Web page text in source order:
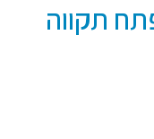
תקווה